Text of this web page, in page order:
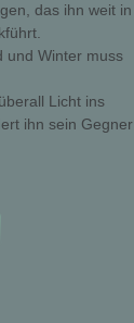
das ihn weit in
und Winter muss
Licht ins
ihn sein Gegner